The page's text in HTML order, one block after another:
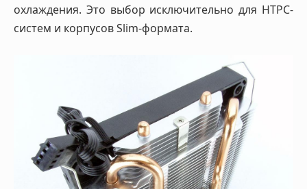
охлаждения. Это выбор исключительно для HTPC-
систем и корпусов Slim-формата.